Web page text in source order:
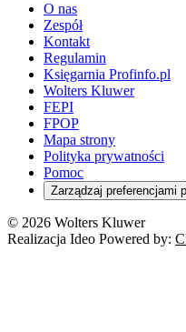
O nas
Zespół
Kontakt
Regulamin
Księgarnia Profinfo.pl
Wolters Kluwer
FEPI
FPOP
Mapa strony
Polityka prywatności
Pomoc
Zarządzaj preferencjami
© 2026 Wolters Kluwer
Realizacja Ideo Powered by: